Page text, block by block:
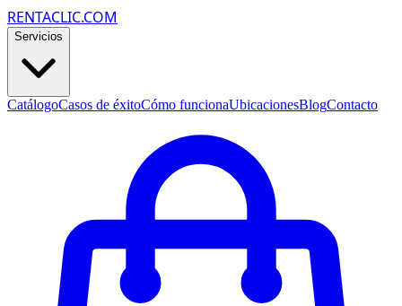
RENTACLIC.COM
Servicios
CatálogoCasos de éxitoCómo funcionaUbicacionesBlogContacto